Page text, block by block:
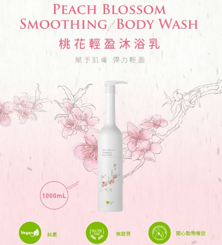
2.基於同意付款使用「大哥付你分期」之契約關係目的，商店將以您的個人
資料（包含姓名、電話或地址）提供予台灣大哥大進項蒐集、處理及利用，
由本公司與您本人進行分期帳單所需資料之確認、核對及更正。
後付繳納相關費用。
※ 交易是否成功請以「AFTEE先享後付 」之結帳頁面顯示為準，若有關於
是否繳費成功／繳費後需取消欲退款等相關疑問，請聯繫「AFTEE先享後付
客戶支援中心」https://netprotections.freshdesk.com/support/home
１．透過由恩沛科技股份有限公司提供之「AFTEE先享後付」服務完成之交
２．關於個人資料處理事宜，請瀏覽以下網址：
https://aftee.tw/terms/#terms3
３．未成年的使用者請事先徵得法定代理人或監護人之同意方可使用
「AFTEE先享後付」，若未經同意申辦者引起之損失，本公司不負相關責
任。
４．使用「AFTEE先享後付」時，將依據個別帳號之用戶狀況，依本公司即
時審查核予不同之上限額度；若仍有額度不足之情形，本公司將視審查結果
請求用戶進行身份認證。
５．嚴禁一人註冊多個帳號或使用他人資訊註冊。若發現惡意使用之情形，
恩沛科技股份有限公司將有權停止該用戶之使用額度並採取法律行動。
京站台北店客服中心(1F星巴克旁) 即日起不提供京站紙袋，取件時
請自備購物袋，若需購買紙袋可現場詢問